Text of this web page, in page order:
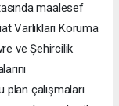
maalesef
Varlıkları Koruma
ve Şehircilik
plan çalışmaları